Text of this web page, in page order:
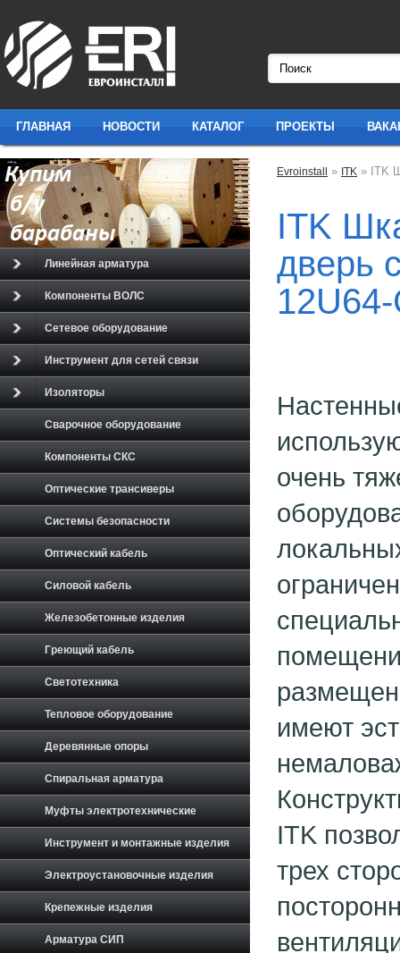
ГЛАВНАЯ НОВОСТИ КАТАЛОГ ПРОЕКТЫ
Evroinstall » ITK » ITK
ITK
дверь
очень
имеют
ITK
трех
Линейная арматура
Компоненты ВОЛС
Сетевое оборудование
Инструмент для сетей связи
Изоляторы
Сварочное оборудование
Компоненты СКС
Оптические трансиверы
Системы безопасности
Оптический кабель
Силовой кабель
Железобетонные изделия
Греющий кабель
Светотехника
Тепловое оборудование
Деревянные опоры
Спиральная арматура
Муфты электротехнические
Инструмент и монтажные изделия
Электроустановочные изделия
Крепежные изделия
Арматура СИП